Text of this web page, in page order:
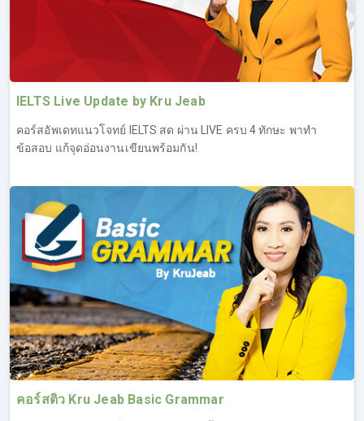
IELTS Live Update by Kru Jeab
คอร์สอัพเดทแนวโจทย์ IELTS สด ผ่าน LIVE ครบ 4 ทักษะ พาทำ
ข้อสอบ แก้จุดอ่อนงานเขียนพร้อมกัน!
คอร์สติว Kru Jeab Basic Grammar